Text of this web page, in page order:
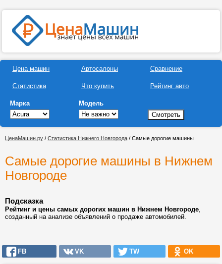
Цена машин
Статистика
Автосалоны
Что купить
Сравнение
Рейтинг авто
Марка Модель
ЦенаМашин.ру / Статистика Нижнего Новгорода / Самые дорогие машины
Самые дорогие машины в Нижнем
Новгороде
Подсказка
Рейтинг и цены самых дорогих машин в Нижнем Новгороде,
созданный на анализе объявлений о продаже автомобилей.
FB VK TW OK